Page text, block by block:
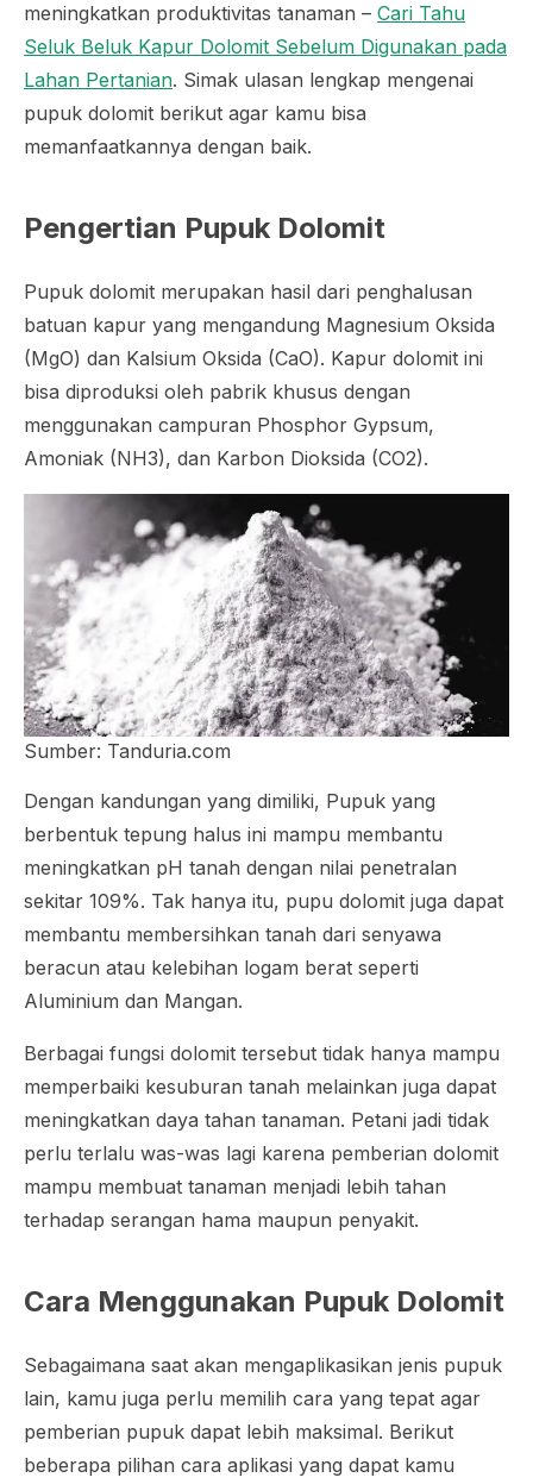
meningkatkan produktivitas tanaman – Cari Tahu
Seluk Beluk Kapur Dolomit Sebelum Digunakan pada
Lahan Pertanian. Simak ulasan lengkap mengenai
pupuk dolomit berikut agar kamu bisa
memanfaatkannya dengan baik.
Pengertian Pupuk Dolomit
Pupuk dolomit merupakan hasil dari penghalusan
batuan kapur yang mengandung Magnesium Oksida
(MgO) dan Kalsium Oksida (CaO). Kapur dolomit ini
bisa diproduksi oleh pabrik khusus dengan
menggunakan campuran Phosphor Gypsum,
Amoniak (NH3), dan Karbon Dioksida (CO2).
Sumber: Tanduria.com
Dengan kandungan yang dimiliki, Pupuk yang
berbentuk tepung halus ini mampu membantu
meningkatkan pH tanah dengan nilai penetralan
sekitar 109%. Tak hanya itu, pupu dolomit juga dapat
membantu membersihkan tanah dari senyawa
beracun atau kelebihan logam berat seperti
Aluminium dan Mangan.
Berbagai fungsi dolomit tersebut tidak hanya mampu
memperbaiki kesuburan tanah melainkan juga dapat
meningkatkan daya tahan tanaman. Petani jadi tidak
perlu terlalu was-was lagi karena pemberian dolomit
mampu membuat tanaman menjadi lebih tahan
terhadap serangan hama maupun penyakit.
Cara Menggunakan Pupuk Dolomit
Sebagaimana saat akan mengaplikasikan jenis pupuk
lain, kamu juga perlu memilih cara yang tepat agar
pemberian pupuk dapat lebih maksimal. Berikut
beberapa pilihan cara aplikasi yang dapat kamu